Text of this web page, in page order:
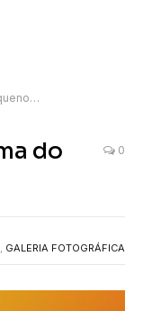
do
0
, GALERIA FOTOGRÁFICA